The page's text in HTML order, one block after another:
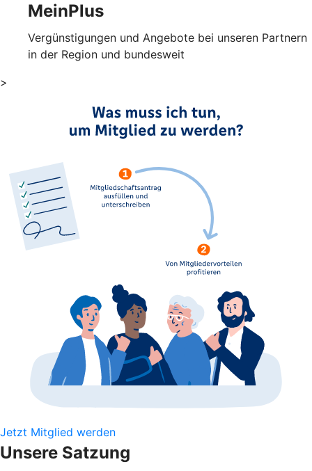
MeinPlus
Vergünstigungen und Angebote bei unseren Partnern
in der Region und bundesweit
>
Jetzt Mitglied werden
Unsere Satzung